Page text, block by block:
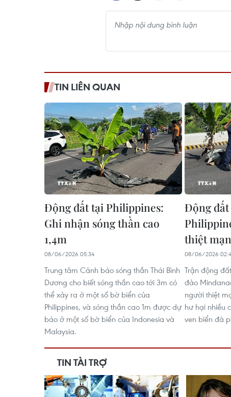
TIN LIÊN QUAN
Động đất tại Philippines:
Ghi nhận sóng thần cao
1,4m
08/06/2026 05:34
Trung tâm Cảnh báo sóng thần Thái Bình
Dương cho biết sóng thần cao tới 3m có
thể xảy ra ở một số bờ biển của
Philippines, và sóng thần cao 1m được dự
báo ở một số bờ biển của Indonesia và
Malaysia.
Động đất
thiệt
08/06/2026
Trận động
đảo
người thiệt
hư hại nhiều
ven biển đã